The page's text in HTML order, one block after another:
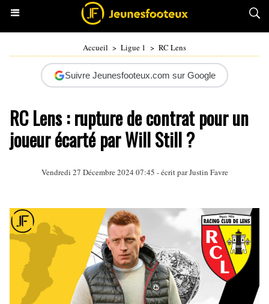
Accueil > Ligue 1 > RC Lens
Suivre Jeunesfooteux.com sur Google
RC Lens : rupture de contrat pour un
joueur écarté par Will Still ?
Vendredi 27 Décembre 2024 07:45 - écrit parJustin Favre